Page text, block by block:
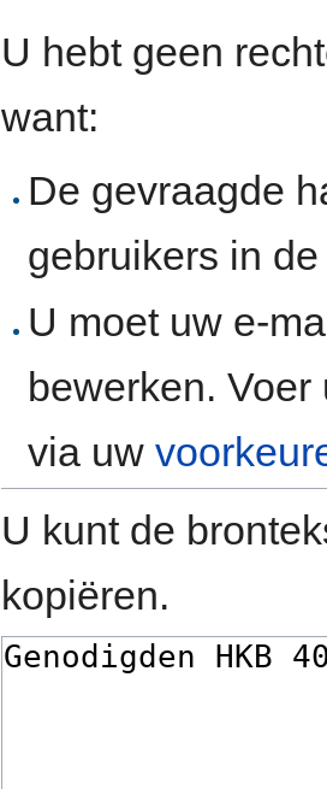
U hebt geen
want:
De gevraagde
gebruikers in
U moet uw e-
bewerken.
via uw
U kunt de
kopiëren.